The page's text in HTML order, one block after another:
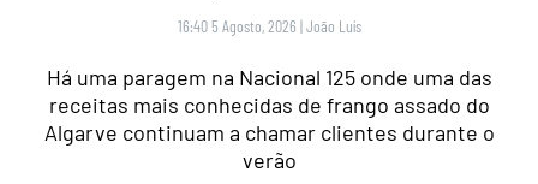
16:40 5 Agosto, 2026 |João Luís
Há uma paragem na Nacional 125 onde uma das
receitas mais conhecidas de frango assado do
Algarve continuam a chamar clientes durante o
verão